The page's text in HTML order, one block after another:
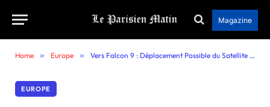
Magazine
Home » Europe » Vers Falcon 9 : Déplacement Possible du Satellite Copernicus
EUROPE